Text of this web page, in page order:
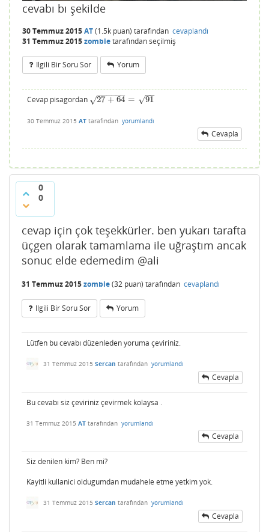
cevabı bı şekilde
30 Temmuz 2015AT(1.5k puan) tarafından cevaplandı
31 Temmuz 2015zombietarafındanseçilmiş
Ilgili Bir Soru Sor Yorum
Cevap pisagordan 27 + 64
− −
−−−−
√ = 91
−−
√
27+64= 91
30 Temmuz 2015 AT tarafından yorumlandı
Cevapla
0
0
cevap için çok teşekkürler. ben yukarı tarafta
üçgen olarak tamamlama ile uğraştım ancak
sonuc elde edemedim @ali
31 Temmuz 2015zombie(32 puan) tarafından cevaplandı
Ilgili Bir Soru Sor Yorum
Lütfen bu cevabı düzenleden yoruma çeviriniz.
31 Temmuz 2015 Sercan tarafından yorumlandı
Cevapla
Bu cevabı siz çeviriniz çevirmek kolaysa .
31 Temmuz 2015 AT tarafından yorumlandı
Cevapla
Siz denilen kim? Ben mi?
Kayitli kullanici oldugumdan mudahele etme yetkim yok.
31 Temmuz 2015 Sercan tarafından yorumlandı
Cevapla